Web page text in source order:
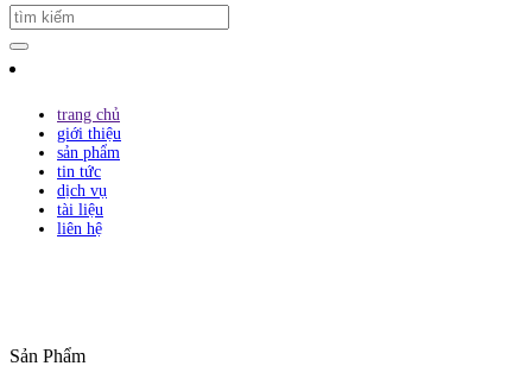
trang chủ
giới thiệu
sản phẩm
tin tức
dịch vụ
tài liệu
liên hệ
Sản Phẩm